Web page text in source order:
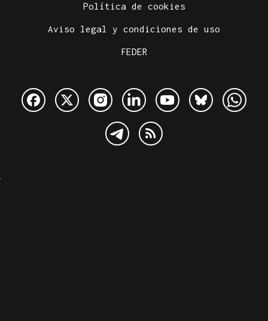
Política de cookies
Aviso legal y condiciones de uso
FEDER